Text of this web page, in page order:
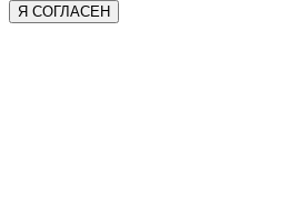
Я СОГЛАСЕН